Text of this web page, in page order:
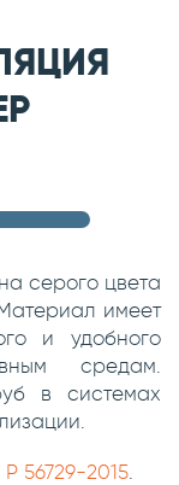
серого цвета
имеет
и удобного
средам.
в системах
56729-2015